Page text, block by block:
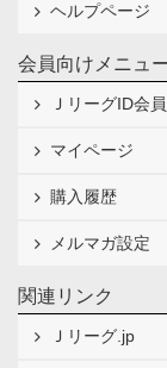
ヘルプページ
会員向けメニュ
ＪリーグID会
マイページ
購入履歴
メルマガ設定
関連リンク
Ｊリーグ.jp